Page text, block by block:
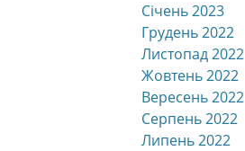
Січень 2023
Грудень 2022
Листопад 2022
Жовтень 2022
Вересень 2022
Серпень 2022
Липень 2022